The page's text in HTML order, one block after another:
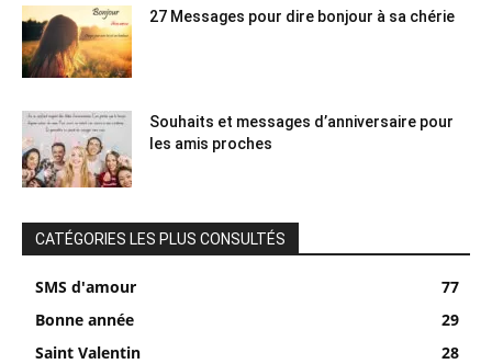
27 Messages pour dire bonjour à sa chérie
Souhaits et messages d’anniversaire pour
les amis proches
CATÉGORIES LES PLUS CONSULTÉS
SMS d'amour
77
Bonne année
29
Saint Valentin
28